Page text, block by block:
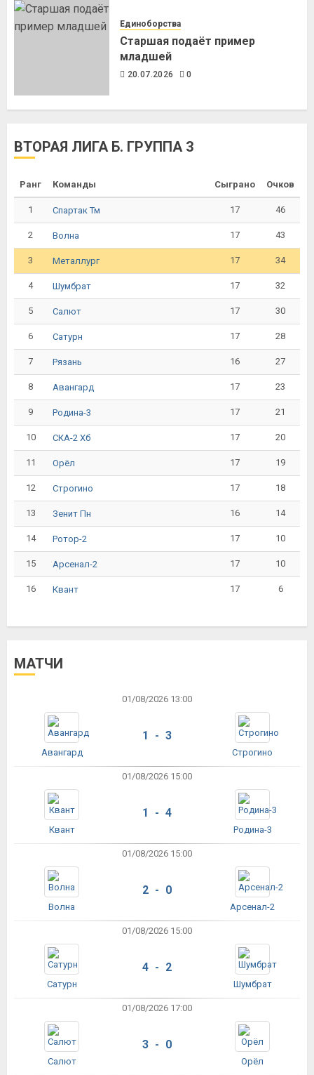
Единоборства
Старшая подаёт пример
младшей
20.07.2026 0
ВТОРАЯ ЛИГА Б. ГРУППА 3
Ранг Команды Сыграно Очков
1 Спартак Тм 17 46
2 Волна 17 43
3 Металлург 17 34
4 Шумбрат 17 32
5 Салют 17 30
6 Сатурн 17 28
7 Рязань 16 27
8 Авангард 17 23
9 Родина-3 17 21
10 СКА-2 Хб 17 20
11 Орёл 17 19
12 Строгино 17 18
13 Зенит Пн 16 14
14 Ротор-2 17 10
15 Арсенал-2 17 10
16 Квант 17 6
МАТЧИ
01/08/2026 13:00
Авангард
1 - 3
Строгино
01/08/2026 15:00
Квант
1 - 4
Родина-3
01/08/2026 15:00
Волна
2 - 0
Арсенал-2
01/08/2026 15:00
Сатурн
4 - 2
Шумбрат
01/08/2026 17:00
Салют
3 - 0
Орёл